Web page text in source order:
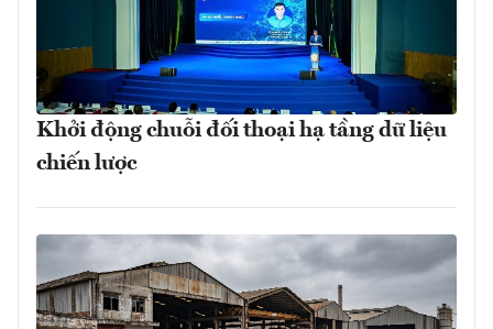
Khởi động chuỗi đối thoại hạ tầng dữ liệu
chiến lược